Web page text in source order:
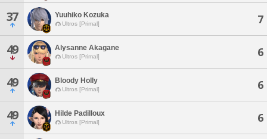
37 Yuuhiko Kozuka
Ultros [Primal] 7
49 Alysanne Akagane
Ultros [Primal] 6
49 Bloody Holly
Ultros [Primal] 6
49 Hilde Padilloux
Ultros [Primal] 6